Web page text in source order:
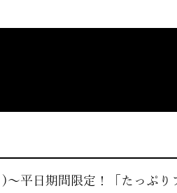
～平日期間限定！「たっぷり